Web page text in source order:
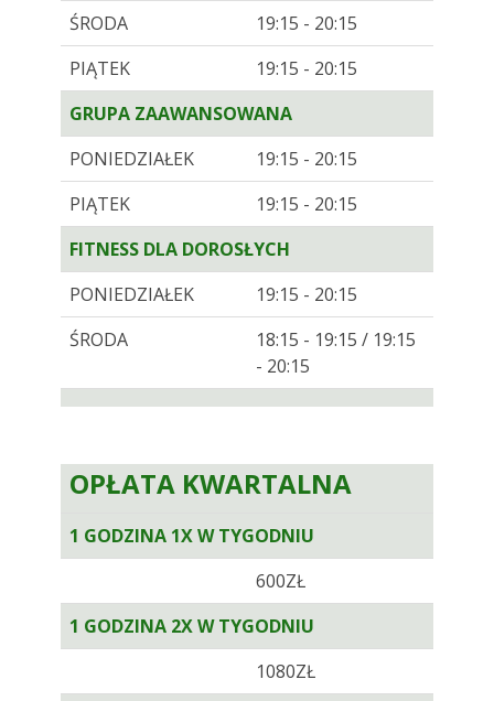
ŚRODA
19:15 - 20:15
PIĄTEK
19:15 - 20:15
GRUPA ZAAWANSOWANA
PONIEDZIAŁEK
19:15 - 20:15
PIĄTEK
19:15 - 20:15
FITNESS DLA DOROSŁYCH
PONIEDZIAŁEK
19:15 - 20:15
ŚRODA
18:15 - 19:15 / 19:15
- 20:15
OPŁATA KWARTALNA
1 GODZINA 1X W TYGODNIU
600ZŁ
1 GODZINA 2X W TYGODNIU
1080ZŁ